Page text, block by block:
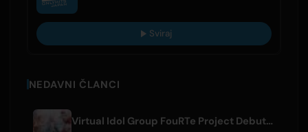
Sviraj
NEDAVNI ČLANCI
Virtual Idol Group FouRTe Project Debuts with 'ALL IN' Album Produced by m-flo's ☆Taku Takahashi